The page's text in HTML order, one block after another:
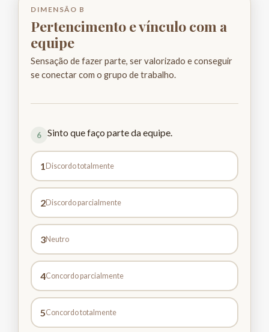
DIMENSÃO B
Pertencimento e vínculo com a
equipe
Sensação de fazer parte, ser valorizado e conseguir
se conectar com o grupo de trabalho.
6 Sinto que faço parte da equipe.
1 Discordo totalmente
2Discordo parcialmente
3Neutro
4Concordo parcialmente
5Concordo totalmente